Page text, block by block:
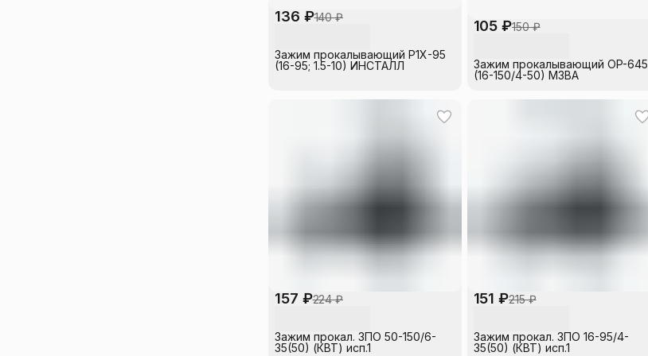
136 ₽140 ₽
Зажим прокалывающий P1X-95
(16-95; 1.5-10) ИНСТАЛЛ
105 ₽150 ₽
Зажим прокалывающий OP-645
(16-150/4-50) МЗВА
157 ₽224 ₽
Зажим прокал. ЗПО 50-150/6-
35(50) (КВТ) исп.1
151 ₽215 ₽
Зажим прокал. ЗПО 16-95/4-
35(50) (КВТ) исп.1